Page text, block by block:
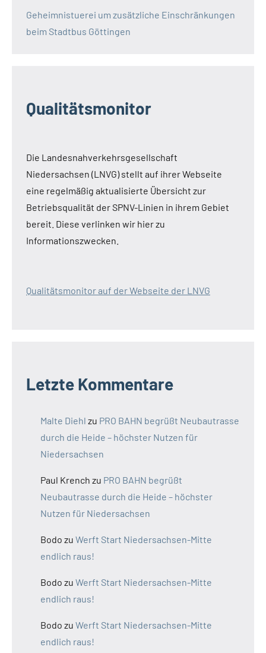
Geheimnistuerei um zusätzliche Einschränkungen
beim Stadtbus Göttingen
Qualitätsmonitor
Die Landesnahverkehrsgesellschaft
Niedersachsen (LNVG) stellt auf ihrer Webseite
eine regelmäßig aktualisierte Übersicht zur
Betriebsqualität der SPNV-Linien in ihrem Gebiet
bereit. Diese verlinken wir hier zu
Informationszwecken.
Qualitätsmonitor auf der Webseite der LNVG
Letzte Kommentare
Malte Diehl zu PRO BAHN begrüßt Neubautrasse
durch die Heide – höchster Nutzen für
Niedersachsen
Paul Krench zu PRO BAHN begrüßt
Neubautrasse durch die Heide – höchster
Nutzen für Niedersachsen
Bodo zu Werft Start Niedersachsen-Mitte
endlich raus!
Bodo zu Werft Start Niedersachsen-Mitte
endlich raus!
Bodo zu Werft Start Niedersachsen-Mitte
endlich raus!